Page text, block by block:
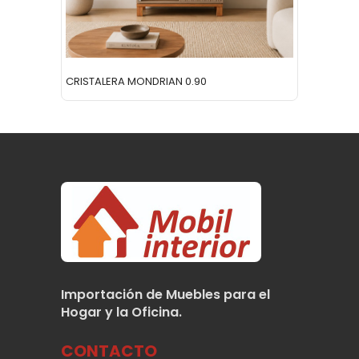
CRISTALERA MONDRIAN 0.90
Importación de Muebles para el
Hogar y la Oficina.
CONTACTO